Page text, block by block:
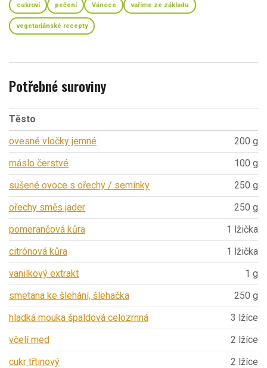
cukroví pečení Vánoce vaříme ze základu
vegetariánské recepty
Potřebné suroviny
Těsto
ovesné vločky jemné
200 g
máslo čerstvé
100 g
sušené ovoce s ořechy / semínky
250 g
ořechy směs jader
250 g
pomerančová kůra
1 lžička
citrónová kůra
1 lžička
vanilkový extrakt
1 g
smetana ke šlehání, šlehačka
250 g
hladká mouka špaldová celozrnná
3 lžíce
včelí med
2 lžíce
cukr třtinový
2 lžíce